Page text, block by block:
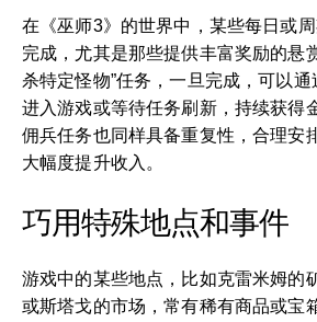
在《巫师3》的世界中，某些每日或
完成，尤其是那些提供丰富奖励的悬
杀特定怪物”任务，一旦完成，可以
进入游戏或等待任务刷新，持续获得
佣兵任务也同样具备重复性，合理安
大幅度提升收入。
巧用特殊地点和事件
游戏中的某些地点，比如克雷米姆的
或斯塔戈的市场，常有稀有商品或宝